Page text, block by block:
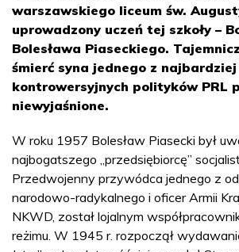
warszawskiego liceum św.
uprowadzony uczeń tej szkoły –
Bolesława Piaseckiego.
śmierć syna jednego z najbardziej
kontrowersyjnych polityków PRL
niewyjaśnione.
W roku 1957 Bolesław Piasecki był
najbogatszego „przedsiębiorcę”
Przedwojenny przywódca jednego z
narodowo-radykalnego i oficer Armii
NKWD, został lojalnym
reżimu. W 1945 r. rozpoczął